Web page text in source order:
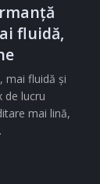
fluidă,
mai fluidă și
de lucru
mai lină,